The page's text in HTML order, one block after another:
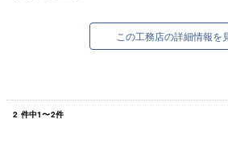
この工務店の詳細情報を
2 件中1〜2件